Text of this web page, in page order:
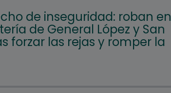
de inseguridad: roban en
de General López y San
forzar las rejas y romper la